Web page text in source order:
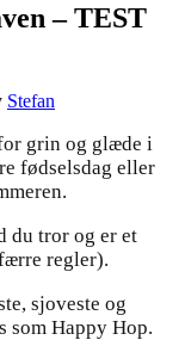
– TEST
Stefan
grin og glæde i
fødselsdag eller
du tror og er et
regler).
sjoveste og
som Happy Hop.